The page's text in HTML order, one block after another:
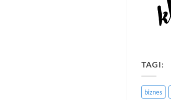
TAGI:
biznes